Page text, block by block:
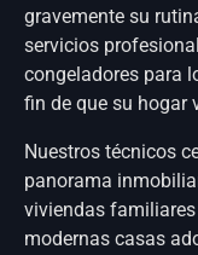
gravemente su
servicios
congeladores para
fin de que su hogar
Nuestros técnicos
panorama
viviendas
modernas casas